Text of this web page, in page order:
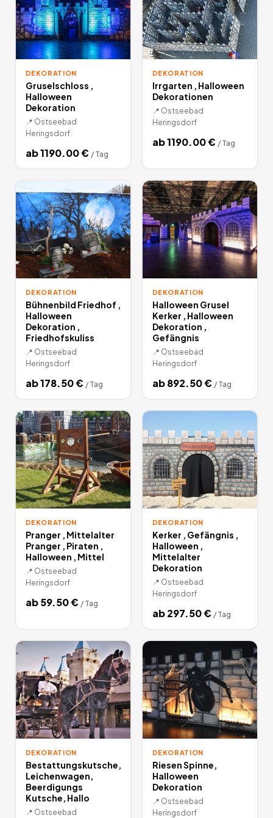
DEKORATION
Gruselschloss ,
Halloween
Dekoration
📍 Ostseebad
Heringsdorf
ab1190.00€ / Tag
DEKORATION
Irrgarten , Halloween
Dekorationen
📍 Ostseebad
Heringsdorf
ab1190.00€ / Tag
DEKORATION
Bühnenbild Friedhof ,
Halloween
Dekoration ,
Friedhofskuliss
📍 Ostseebad
Heringsdorf
ab178.50€ / Tag
DEKORATION
Halloween Grusel
Kerker , Halloween
Dekoration ,
Gefängnis
📍 Ostseebad
Heringsdorf
ab892.50€ / Tag
DEKORATION
Pranger , Mittelalter
Pranger , Piraten ,
Halloween , Mittel
📍 Ostseebad
Heringsdorf
ab59.50€ / Tag
DEKORATION
Kerker , Gefängnis ,
Halloween ,
Mittelalter
Dekoration
📍 Ostseebad
Heringsdorf
ab297.50€ / Tag
DEKORATION
Bestattungskutsche,
Leichenwagen,
Beerdigungs
Kutsche, Hallo
📍 Ostseebad
DEKORATION
Riesen Spinne,
Halloween
Dekoration
📍 Ostseebad
Heringsdorf